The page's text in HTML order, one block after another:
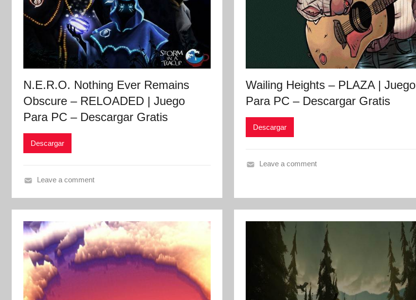
N.E.R.O. Nothing Ever Remains
Obscure – RELOADED | Juego
Para PC – Descargar Gratis
Descargar
Leave a comment
Wailing Heights – PLAZA | Juego
Para PC – Descargar Gratis
Descargar
Leave a comment